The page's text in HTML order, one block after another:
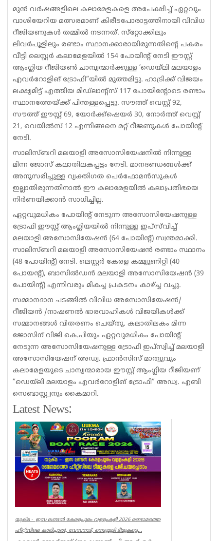
മുന്‍ വര്‍ഷങ്ങളിലെ കലാമേളകളെ അപേക്ഷിച്ച് ഏറ്റവും
വാശിയേറിയ മത്സരമാണ് കിരീടപോരാട്ടത്തിനായി വിവിധ
റീജിയണുകള്‍ തമ്മില്‍ നടന്നത്. സ്‌റ്റോക്കിലും
ലിവര്‍പൂളിലും രണ്ടാം സ്ഥാനക്കാരായിരുന്നതിന്റെ പകരം
വീട്ടി ലെസ്റ്റര്‍ കലാമേളയില്‍ 154 പോയിന്റ് നേടി ഈസ്റ്റ്
ആംഗ്ലിയ റീജിയണ്‍ ചാമ്പ്യന്മാര്‍ക്കുള്ള ‘ഡെയ്‌ലി മലയാളം
എവര്‍റോളിങ് ട്രോഫി”യില്‍ മുത്തമിട്ടു. ഹാട്രിക്ക് വിജയം
ലക്ഷ്യമിട്ട് എത്തിയ മിഡ്‌ലാന്റ്‌സ് 117 പോയിന്റോടെ രണ്ടാം
സ്ഥാനത്തേയ്ക്ക് പിന്തള്ളപ്പെട്ടു. സൗത്ത് വെസ്റ്റ് 92,
സൗത്ത് ഈസ്റ്റ് 69, യോര്‍ക്ക്‌ഷെയര്‍ 30, നോര്‍ത്ത് വെസ്റ്റ്
21, വെയില്‍സ് 12 എന്നിങ്ങനെ മറ്റ് റീജണുകള്‍ പോയിന്റ്
നേടി.
സാലിസ്ബറി മലയാളി അസോസിയേഷനില്‍ നിന്നൂള്ള
മിന്ന ജോസ് കലാതിലകപ്പട്ടം നേടി. മാനദണ്ഡങ്ങള്‍ക്ക്
അനുസരിച്ചുള്ള വ്യക്തിഗത പെര്‍ഫോമന്‍സുകള്‍
ഇല്ലാതിരുന്നതിനാല്‍ ഈ കലാമേളയില്‍ കലാപ്രതിഭയെ
നിര്‍ണയിക്കാന്‍ സാധിച്ചില്ല.
ഏറ്റവുമധികം പോയിന്റ് നേടുന്ന അസോസിയേഷനുള്ള
ട്രോഫി ഈസ്റ്റ് ആംഗ്ലിയയില്‍ നിന്നുള്ള ഇപ്‌സ്‌വിച്ച്
മലയാളി അസോസിയേഷന്‍ (64 പോയിന്റ്) സ്വന്തമാക്കി.
സാലിസ്ബറി മലയാളി അസോസിയേഷന്‍ രണ്ടാം സ്ഥാനം
(48 പോയിന്റ്) നേടി. ലെസ്റ്റര്‍ കേരള കമ്മ്യൂണിറ്റി (40
പോയന്റ്), ബാസില്‍ഡന്‍ മലയാളി അസോസിയേഷന്‍ (39
പോയിന്റ്) എന്നിവരും മികച്ച പ്രകടനം കാഴ്ച്ച വച്ചു.
സമ്മാനദാന ചടങ്ങില്‍ വിവിധ അസോസിയേഷന്‍/
റീജിയന്‍ /നാഷണല്‍ ഭാരവാഹികള്‍ വിജയികള്‍ക്ക്
സമ്മാനങ്ങള്‍ വിതരണം ചെയ്തു. കലാതിലകം മിന്ന
ജോസിന് വിജി കെ.പിയും ഏറ്റവുമധികം പോയിന്റ്
നേടുന്ന അസോസിയേഷനുള്ള ട്രോഫി ഇപ്‌സ്വിച്ച് മലയാളി
അസോസിയേഷന് അഡ്വ. ഫ്രാന്‍സിസ് മാത്യുവും
കലാമേളയുടെ ചാമ്പ്യന്മാരായ ഈസ്റ്റ് ആംഗ്ലിയ റീജിയണ്
”ഡെയ്‌ലി മലയാളം എവര്‍റോളിങ് ട്രോഫി” അഡ്വ. എബി
സെബാസ്റ്റ്യനും കൈമാറി.
Latest News:
യുക്മ - ഇസ ലണ്ടൻ കേരളപൂരം വളളംകളി 2026 രണ്ടാമത്തെ
ഹീറ്റ്സിലെ കാരിച്ചാൽ, വേമ്പനാട്, നെടുമുടി ടീമുകളെ...